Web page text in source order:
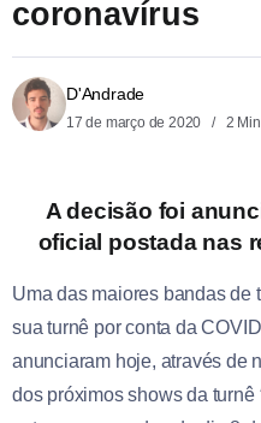
coronavírus
D'Andrade
17 de março de 2020 2
A decisão foi
oficial postada nas
Uma das maiores bandas de
sua turnê por conta da
anunciaram hoje, através de
dos próximos shows da turnê